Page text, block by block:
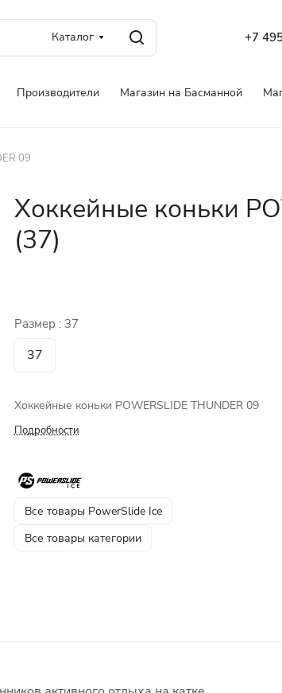
Каталог +7
Производители Магазин на Басманной
09
Хоккейные коньки
(37)
Размер : 37
37
Хоккейные коньки POWERSLIDE THUNDER 09
Подробности
Все товары PowerSlide Ice
Все товары категории